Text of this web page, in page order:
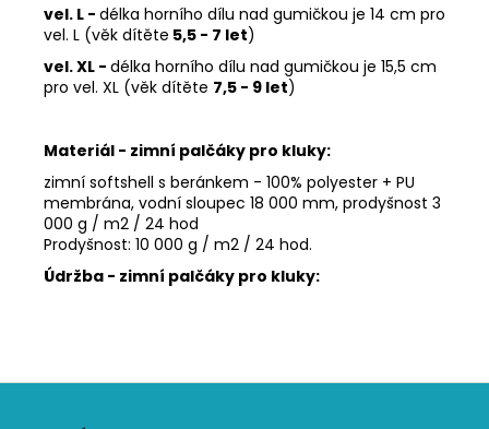
vel. L - délka horního dílu nad gumičkou je 14 cm pro
vel. L (věk dítěte 5,5 - 7 let)
vel. XL - délka horního dílu nad gumičkou je 15,5 cm
pro vel. XL (věk dítěte 7,5 - 9 let)
Materiál - zimní palčáky pro kluky:
zimní softshell s beránkem - 100% polyester + PU
membrána, vodní sloupec 18 000 mm, prodyšnost 3
000 g / m2 / 24 hod
Prodyšnost: 10 000 g / m2 / 24 hod.
Údržba - zimní palčáky pro kluky:
Z